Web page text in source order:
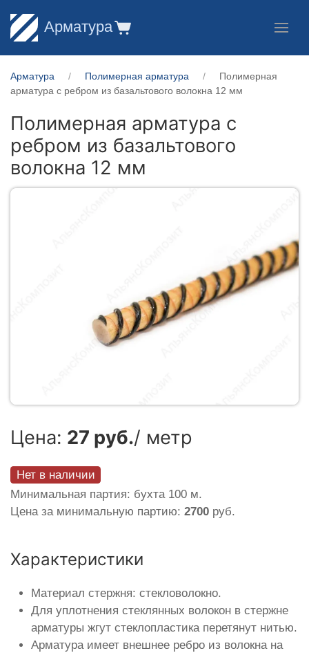
Арматура
Арматура Полимерная арматура
Полимерная
арматура c ребром из базальтового волокна 12 мм
Полимерная арматура c
ребром из базальтового
волокна 12 мм
Цена: 27 руб./ метр
Нет в наличии
Минимальная партия: бухта 100 м.
Цена за минимальную партию: 2700 руб.
Характеристики
Материал стержня: стекловолокно.
Для уплотнения стеклянных волокон в стержне
арматуры жгут стеклопластика перетянут нитью.
Арматура имеет внешнее ребро из волокна на